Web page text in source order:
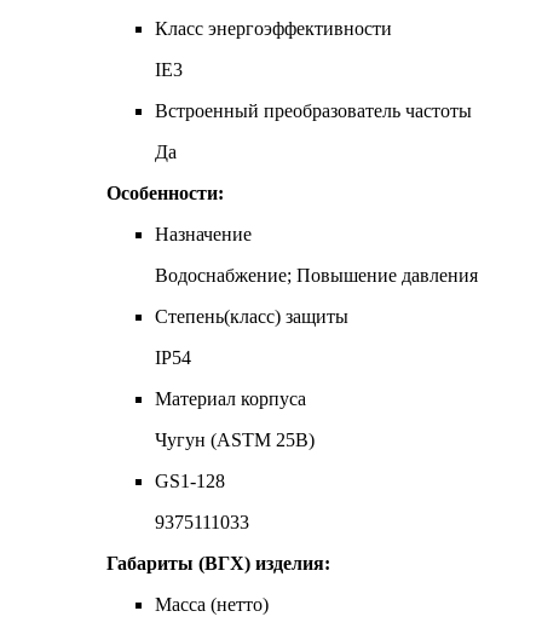
Класс энергоэффективности
IE3
Встроенный преобразователь частоты
Да
Особенности:
Назначение
Водоснабжение; Повышение давления
Степень(класс) защиты
IP54
Материал корпуса
Чугун (ASTM 25B)
GS1-128
9375111033
Габариты (ВГХ) изделия:
Масса (нетто)